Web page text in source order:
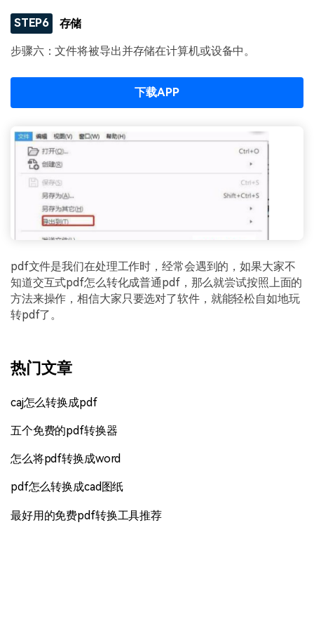
STEP6 存储
步骤六：文件将被导出并存储在计算机或设备中。
下载APP
pdf文件是我们在处理工作时，经常会遇到的，如果大家不
知道交互式pdf怎么转化成普通pdf，那么就尝试按照上面的
方法来操作，相信大家只要选对了软件，就能轻松自如地玩
转pdf了。
热门文章
caj怎么转换成pdf
五个免费的pdf转换器
怎么将pdf转换成word
pdf怎么转换成cad图纸
最好用的免费pdf转换工具推荐